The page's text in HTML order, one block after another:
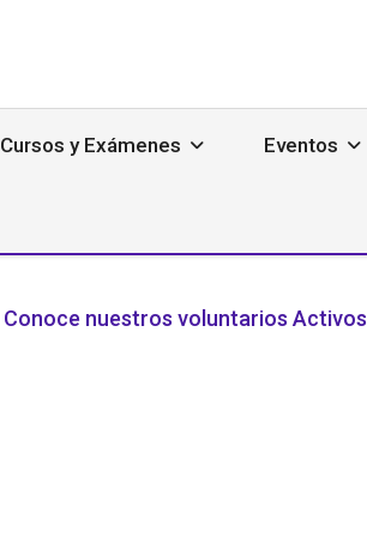
Cursos y Exámenes Eventos
Conoce nuestros voluntarios Activos